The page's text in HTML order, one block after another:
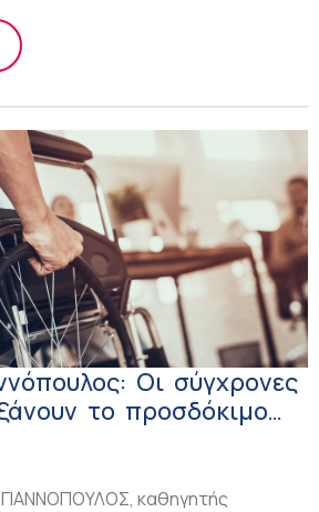
Οι σύγχρονες
το προσδόκιμο
ασθενών με πολλαπλή
καθηγητής